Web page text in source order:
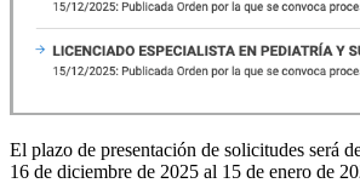
El plazo de presentación de solicitudes será
16 de diciembre de 2025 al 15 de enero de